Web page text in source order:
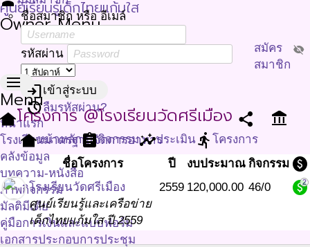
ศูนย์เรียนรู้เด็กไทยแก้มใส
Owner Menu
ชื่อสมาชิก หรือ อีเมล์
รหัสผ่าน visibility_off
loginเข้าสู่ระบบ
restoreลืมรหัสผ่าน?
สมัคร
สมาชิก
menu
Menu
หน้าแรก
โรงเรียนมาตรฐานจัดการอาหาร
คลังข้อมูล
บทความ-หนังสือ
ภาพกิจกรรม
มัลติมีเดีย
คู่มือการเงินและแบบฟอร์ม
เอกสารประกอบการประชุม
other_housesโครงการ @โรงเรียนวัดศรีเมือง share
account_balance
other_housesหน้าหลักassignmentกิจกรรมinsightsประเมินdirections_run โครงการ
ชื่อโครงการ
ปี งบประมาณ กิจกรรม paid
โรงเรียนวัดศรีเมือง
ศูนย์เรียนรู้และเครือข่าย
เด็กไทยแก้มใส ปี 2559
2559 120,000.00 46/0 paid
2